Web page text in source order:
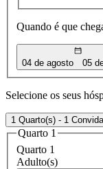
Quando é que
04 de agosto 05
Selecione os seus
1 Quarto(s) - 1
Quarto 1
Quarto 1
Adulto(s)